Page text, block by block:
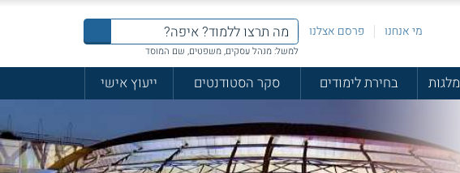
מי אנחנו פרסם אצלנו
למשל: מנהל עסקים, משפטים, שם המוסד
מלגות בחירת לימודים סקר הסטודנטים
ייעוץ אישי